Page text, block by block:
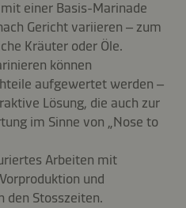
einer Basis-Marinade
Gericht variieren – zum
Kräuter oder Öle.
können
aufgewertet werden –
Lösung, die auch zur
im Sinne von „Nose to
Arbeiten mit
und
den Stosszeiten.